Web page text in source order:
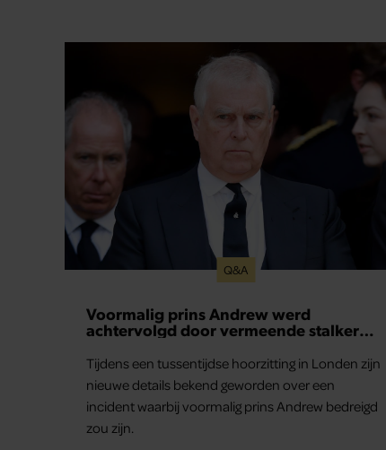
Q&A
Voormalig prins Andrew werd
achtervolgd door vermeende stalker
Tijdens een tussentijdse hoorzitting in Londen zijn
nieuwe details bekend geworden over een
incident waarbij voormalig prins Andrew bedreigd
zou zijn.